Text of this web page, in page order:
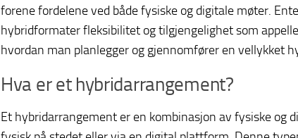
forene fordelene ved både fysiske og digitale møter.
hybridformater fleksibilitet og tilgjengelighet som
hvordan man planlegger og gjennomfører en vellykket
Hva er et hybridarrangement?
Et hybridarrangement er en kombinasjon av fysiske og